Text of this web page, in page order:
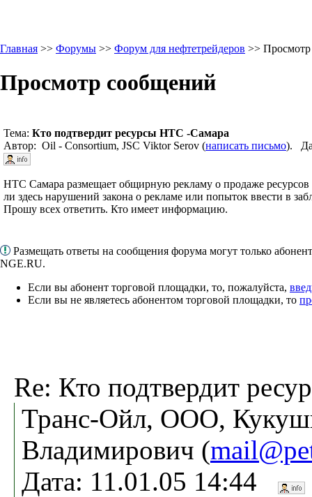
Главная >> Форумы >> Форум для нефтетрейдеров >>
Просмотр сообщений
Тема: Кто подтвердит ресурсы НТС -Самара
Автор: Oil - Consortium, JSC Viktor Serov (написать письмо).
НТС Самара размещает общирную рекламу о продаже ресурсов
ли здесь нарушений закона о рекламе или попыток ввести в
Прошу всех ответить. Кто имеет информацию.
Размещать ответы на сообщения форума могут только
NGE.RU.
Если вы абонент торговой площадки, то, пожалуйста,
Если вы не являетесь абонентом торговой площадки, то
Re: Кто подтвердит
Транс-Ойл, ООО,
Владимирович (
Дата: 11.01.05 14:44